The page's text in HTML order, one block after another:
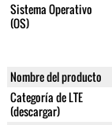
Sistema Operativo
(OS)
Nombre del producto
Categoría de LTE
(descargar)